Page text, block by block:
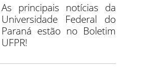
As principais notícias da
Universidade Federal do
Paraná estão no Boletim
UFPR!